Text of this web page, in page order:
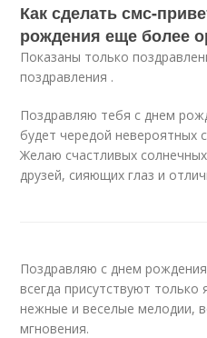
Как сделать смс-
рождения еще более
Показаны только
поздравления .
Поздравляю тебя с днем
будет чередой невероятных
Желаю счастливых
друзей, сияющих глаз и
Поздравляю с днем
всегда присутствуют только
нежные и веселые мелодии,
мгновения.